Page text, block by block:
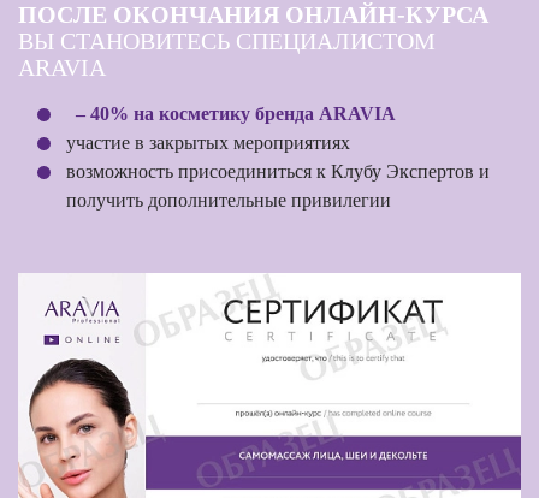
ПОСЛЕ ОКОНЧАНИЯ ОНЛАЙН-КУРСА
ВЫ СТАНОВИТЕСЬ СПЕЦИАЛИСТОМ
ARAVIA
– 40% на косметику бренда ARAVIA
участие в закрытых мероприятиях
возможность присоединиться к Клубу Экспертов и
получить дополнительные привилегии